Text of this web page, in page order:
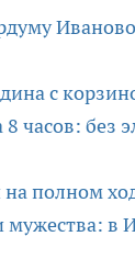
с
часов: без
полном
в